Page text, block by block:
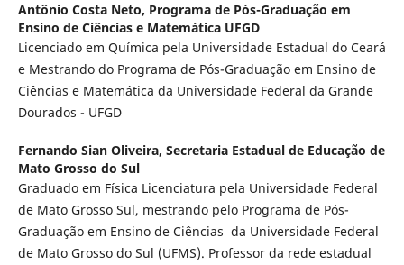
Antônio Costa Neto, Programa de Pós-Graduação em
Ensino de Ciências e Matemática UFGD
Licenciado em Química pela Universidade Estadual do Ceará
e Mestrando do Programa de Pós-Graduação em Ensino de
Ciências e Matemática da Universidade Federal da Grande
Dourados - UFGD
Fernando Sian Oliveira, Secretaria Estadual de Educação de
Mato Grosso do Sul
Graduado em Física Licenciatura pela Universidade Federal
de Mato Grosso Sul, mestrando pelo Programa de Pós-
Graduação em Ensino de Ciências da Universidade Federal
de Mato Grosso do Sul (UFMS). Professor da rede estadual